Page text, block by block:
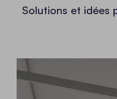
Solutions et idées